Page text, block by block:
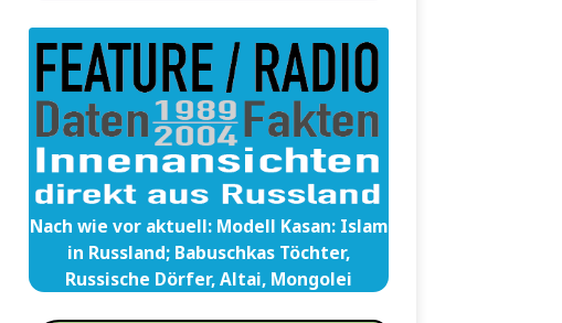
Nach wie vor aktuell: Modell Kasan: Islam
in Russland; Babuschkas Töchter,
Russische Dörfer, Altai, Mongolei